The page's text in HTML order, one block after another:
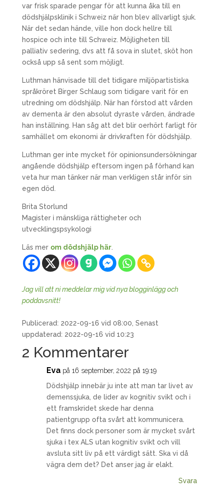
var frisk sparade pengar för att kunna åka till en
dödshjälpsklinik i Schweiz när hon blev allvarligt sjuk.
När det sedan hände, ville hon dock hellre till
hospice och inte till Schweiz. Möjligheten till
palliativ sedering, dvs att få sova in slutet, sköt hon
också upp så sent som möjligt.
Luthman hänvisade till det tidigare miljöpartistiska
språkröret Birger Schlaug som tidigare varit för en
utredning om dödshjälp. När han förstod att vården
av dementa är den absolut dyraste vården, ändrade
han inställning. Han såg att det blir oerhört farligt för
samhället om ekonomi är drivkraften för dödshjälp.
Luthman ger inte mycket för opinionsundersökningar
angående dödshjälp eftersom ingen på förhand kan
veta hur man tänker när man verkligen står inför sin
egen död.
Brita Storlund
Magister i mänskliga rättigheter och
utvecklingspsykologi
Läs mer om dödshjälp här.
Jag vill att ni meddelar mig vid nya blogginlägg och
poddavsnitt!
Publicerad: 2022-09-16 vid 08:00, Senast
uppdaterad: 2022-09-16 vid 10:23
2 Kommentarer
Eva på 16 september, 2022 på 19:19
Dödshjälp innebär ju inte att man tar livet av
demenssjuka, de lider av kognitiv svikt och i
ett framskridet skede har denna
patientgrupp ofta svårt att kommunicera.
Det finns dock personer som är mycket svårt
sjuka i tex ALS utan kognitiv svikt och vill
avsluta sitt liv på ett värdigt sätt. Ska vi då
vägra dem det? Det anser jag är elakt.
Svara